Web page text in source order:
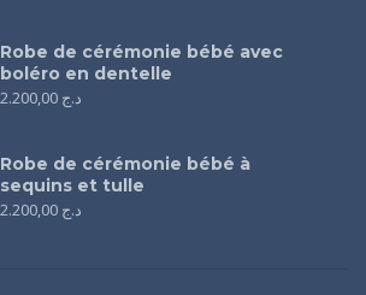
Robe de cérémonie bébé avec
boléro en dentelle
د.ج
Robe de cérémonie bébé à
sequins et tulle
د.ج